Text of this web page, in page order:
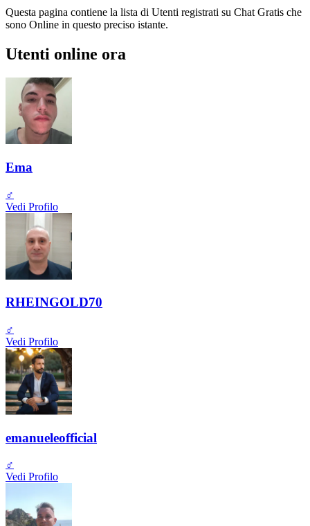
Questa pagina contiene la lista di Utenti registrati su Chat Gratis che
sono Online in questo preciso istante.
Utenti online ora
Ema
♂️
Vedi Profilo
RHEINGOLD70
♂️
Vedi Profilo
emanueleofficial
♂️
Vedi Profilo